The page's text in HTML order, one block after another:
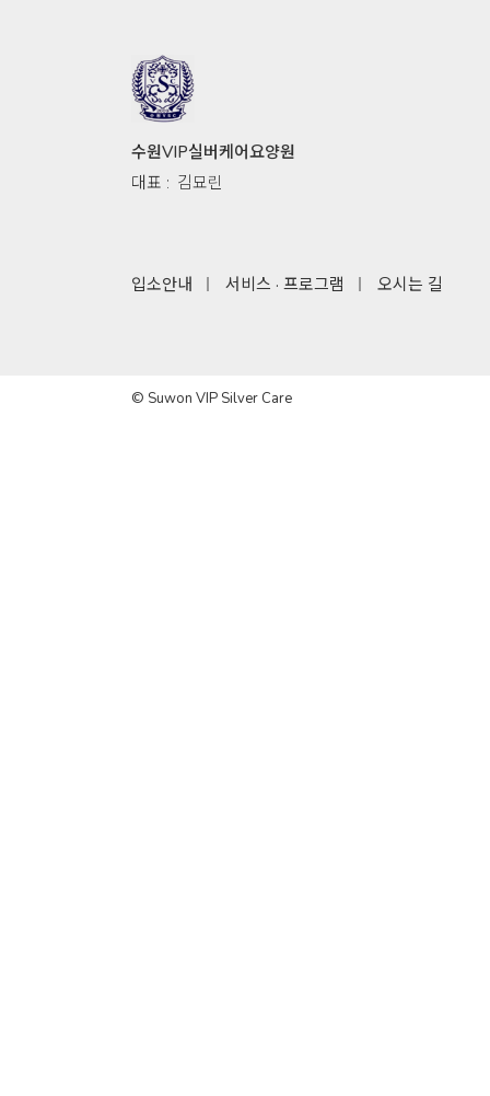
수원VIP실버케어요양원
대표 : 김묘린
입소안내 서비스 · 프로그램 오시는 길
© Suwon VIP Silver Care